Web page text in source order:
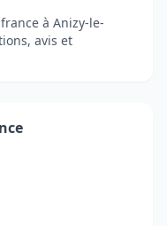
à Anizy-le-
avis et